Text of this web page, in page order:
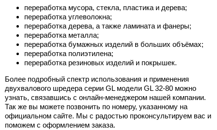
переработка мусора, стекла, пластика и дерева;
переработка углеволокна;
переработка дерева, а также ламината и фанеры;
переработка металла;
переработка бумажных изделий в больших объёмах;
переработка полиэтилена;
переработка резиновых изделий и покрышек.
Более подробный спектр использования и применения
двухвалового шредера серии GL модели GL 32-80 можно
узнать, связавшись с онлайн-менеджером нашей компании.
Так же вы можете позвонить по номеру, указанному на
официальном сайте. Мы с радостью проконсультируем вас и
поможем с оформлением заказа.